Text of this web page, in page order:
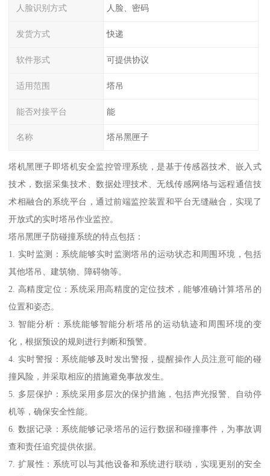
人脸识别方式 人脸、密码
发货方式 快递
软件形式 可提供协议
适用范围 塔吊
能否对接平台 能
名称 塔吊黑匣子
塔机黑匣子即塔机安全监控管理系统，是基于传感器技术、嵌入式
技术，数据采集技术、数据处理技术、无线传感网络与远程通信技
术相融合的系统平台，通过前端监控装置和平台无缝融合，实现了
开放式的实时塔吊作业监控。
塔吊黑匣子防碰撞系统的特点包括：
1. 实时监测：系统能够实时监测塔吊的运动状态和周围环境，包括
其他塔吊、建筑物、障碍物等。
2. 高精度定位：系统采用高精度的定位技术，能够准确计算塔吊的
位置和姿态。
3. 智能分析：系统能够智能分析塔吊的运动轨迹和周围环境的变
化，根据预设的规则进行判断和预警。
4. 实时警报：系统能够及时发出警报，提醒操作人员注意可能的碰
撞风险，并采取相应的措施避免事故发生。
5. 多层保护：系统采用多层次的保护措施，包括声光报警、自动停
机等，确保安全性能。
6. 数据记录：系统能够记录塔吊的运行数据和碰撞事件，为事故调
查和责任追究提供依据。
7. 扩展性：系统可以与其他设备和系统进行联动，实现更别的安全